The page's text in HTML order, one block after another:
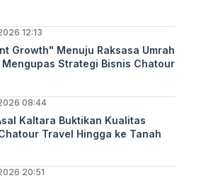
12:13
Growth" Menuju Raksasa Umrah
Strategi Bisnis Chatour
08:44
Kaltara Buktikan Kualitas
Travel Hingga ke Tanah
20:51